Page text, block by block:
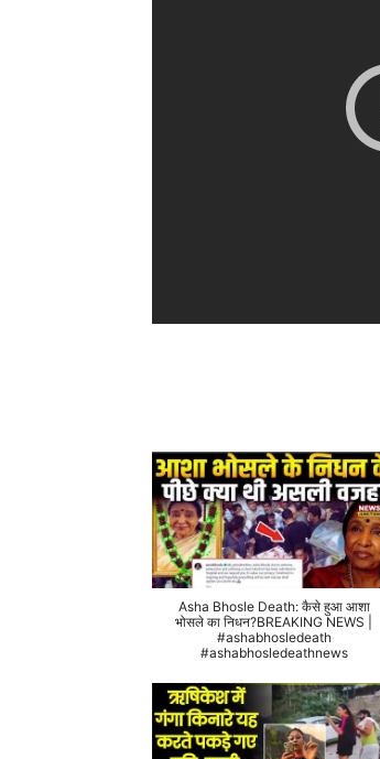
Asha Bhosle Death: कैसे हुआ आशा
भोसले का निधन?BREAKING NEWS |
#ashabhosledeath
#ashabhosledeathnews